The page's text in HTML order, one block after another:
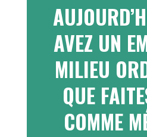
AVEZ UN
MILIEU
QUE
COMME